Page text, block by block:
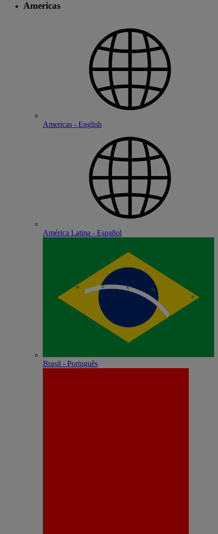
Americas
Americas - English
América Latina - Español
Brasil - Português